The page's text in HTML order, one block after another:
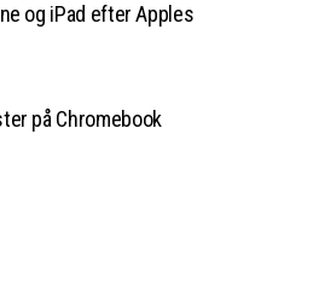
og iPad efter Apples
på Chromebook